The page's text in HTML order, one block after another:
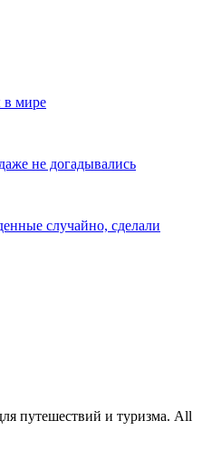
в мире
не догадывались
случайно, сделали
путешествий и туризма. All